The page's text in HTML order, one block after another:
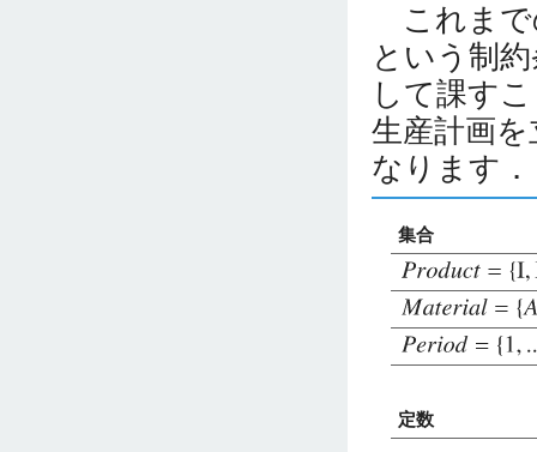
これまで
という制
して課す
生産計画
なります．
集合
定数